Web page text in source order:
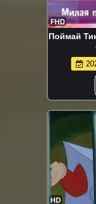
FHD
Поймай
HD